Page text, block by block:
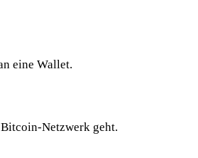
eine Wallet.
Netzwerk geht.